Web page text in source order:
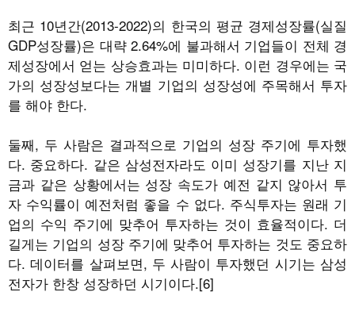
최근 10년간(2013-2022)의 한국의 평균 경제성장률(실질
GDP성장률)은 대략 2.64%에 불과해서 기업들이 전체 경
제성장에서 얻는 상승효과는 미미하다. 이런 경우에는 국
가의 성장성보다는 개별 기업의 성장성에 주목해서 투자
를 해야 한다.
둘째, 두 사람은 결과적으로 기업의 성장 주기에 투자했
다. 중요하다. 같은 삼성전자라도 이미 성장기를 지난 지
금과 같은 상황에서는 성장 속도가 예전 같지 않아서 투
자 수익률이 예전처럼 좋을 수 없다. 주식투자는 원래 기
업의 수익 주기에 맞추어 투자하는 것이 효율적이다. 더
길게는 기업의 성장 주기에 맞추어 투자하는 것도 중요하
다. 데이터를 살펴보면, 두 사람이 투자했던 시기는 삼성
전자가 한창 성장하던 시기이다.[6]